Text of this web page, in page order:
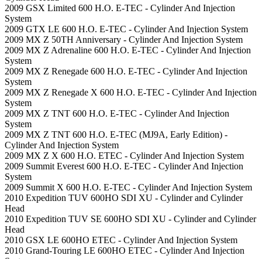
2009 GSX Limited 600 H.O. E-TEC - Cylinder And Injection
System
2009 GTX LE 600 H.O. E-TEC - Cylinder And Injection System
2009 MX Z 50TH Anniversary - Cylinder And Injection System
2009 MX Z Adrenaline 600 H.O. E-TEC - Cylinder And Injection
System
2009 MX Z Renegade 600 H.O. E-TEC - Cylinder And Injection
System
2009 MX Z Renegade X 600 H.O. E-TEC - Cylinder And Injection
System
2009 MX Z TNT 600 H.O. E-TEC - Cylinder And Injection
System
2009 MX Z TNT 600 H.O. E-TEC (MJ9A, Early Edition) -
Cylinder And Injection System
2009 MX Z X 600 H.O. ETEC - Cylinder And Injection System
2009 Summit Everest 600 H.O. E-TEC - Cylinder And Injection
System
2009 Summit X 600 H.O. E-TEC - Cylinder And Injection System
2010 Expedition TUV 600HO SDI XU - Cylinder and Cylinder
Head
2010 Expedition TUV SE 600HO SDI XU - Cylinder and Cylinder
Head
2010 GSX LE 600HO ETEC - Cylinder And Injection System
2010 Grand-Touring LE 600HO ETEC - Cylinder And Injection